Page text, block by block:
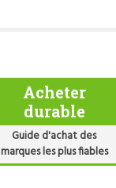
Acheter
durable
Guide d'achat des
marques les plus fiables